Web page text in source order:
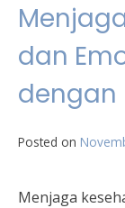
dan
dengan
Posted on
Menjaga